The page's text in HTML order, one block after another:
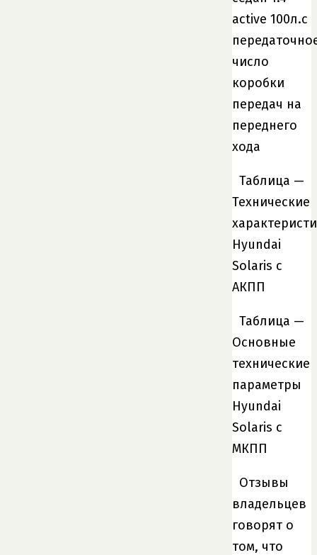
Таблица —
Технические
Hyundai
Solaris с
АКПП
Таблица —
Основные
технические
параметры
Hyundai
Solaris с
МКПП
Отзывы
владельцев
говорят о
том, что